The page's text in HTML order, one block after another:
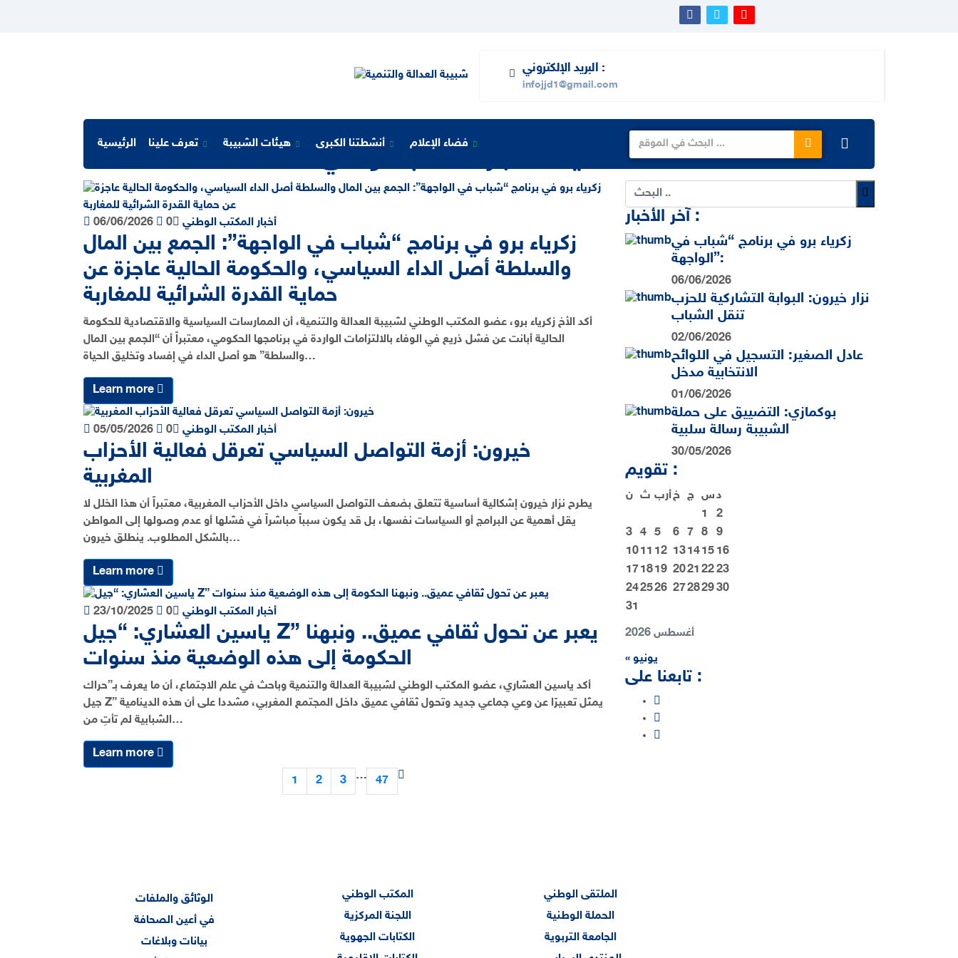
البريد الإلكتروني :
infojjd1@gmail.com
الرئيسية تعرف علينا هيئات الشبيبة أنشطتنا الكبرى فضاء الإعلام
التصنيف: أخبار المكتب الوطني
06/06/2026 أخبار المكتب الوطني 0
زكرياء برو في برنامج “شباب في الواجهة”: الجمع بين المال
والسلطة أصل الداء السياسي، والحكومة الحالية عاجزة عن
حماية القدرة الشرائية للمغاربة
أكد الأخ زكرياء برو، عضو المكتب الوطني لشبيبة العدالة والتنمية، أن الممارسات السياسية والاقتصادية للحكومة
الحالية أبانت عن فشل ذريع في الوفاء بالالتزامات الواردة في برنامجها الحكومي، معتبراً أن “الجمع بين المال
والسلطة” هو أصل الداء في إفساد وتخليق الحياة…
Learn more
05/05/2026 أخبار المكتب الوطني 0
خيرون: أزمة التواصل السياسي تعرقل فعالية الأحزاب
المغربية
يطرح نزار خيرون إشكالية أساسية تتعلق بضعف التواصل السياسي داخل الأحزاب المغربية، معتبراً أن هذا الخلل لا
يقل أهمية عن البرامج أو السياسات نفسها، بل قد يكون سبباً مباشراً في فشلها أو عدم وصولها إلى المواطن
بالشكل المطلوب. ينطلق خيرون…
Learn more
23/10/2025 أخبار المكتب الوطني 0
ياسين العشاري: “جيل Z” يعبر عن تحول ثقافي عميق.. ونبهنا
الحكومة إلى هذه الوضعية منذ سنوات
أكد ياسين العشاري، عضو المكتب الوطني لشبيبة العدالة والتنمية وباحث في علم الاجتماع، أن ما يعرف بـ”حراك
جيل Z” يمثل تعبيرًا عن وعي جماعي جديد وتحول ثقافي عميق داخل المجتمع المغربي، مشددا على أن هذه الدينامية
الشبابية لم تأتِ من…
Learn more
1
2 3 … 47
آخر الأخبار :
زكرياء برو في برنامج “شباب في
الواجهة”:
06/06/2026
نزار خيرون: البوابة التشاركية للحزب
تنقل الشباب
02/06/2026
عادل الصغير: التسجيل في اللوائح
الانتخابية مدخل
01/06/2026
بوكمازي: التضييق على حملة
الشبيبة رسالة سلبية
30/05/2026
تقويم :
أغسطس 2026
ن ث أربخ ج سد
1
2
3 4 5 6 7 8
9
1011 12 131415 16
171819 2021 2223
242526 27282930
31
« يونيو
تابعنا على :
الوثائق والملفات
في أعين الصحافة
بيانات وبلاغات
المكتب الوطني
اللجنة المركزية
الكتابات الجهوية
الملتقى الوطني
الحملة الوطنية
الجامعة التربوية